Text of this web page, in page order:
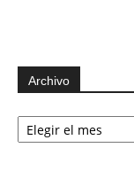
Archivo
Archivo